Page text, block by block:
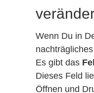
Wenn Du in
Es gibt das
Dieses Feld
Öffnen und